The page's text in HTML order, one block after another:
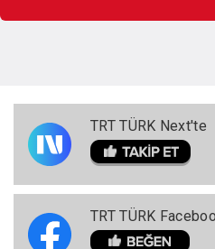
TRT TÜRK Next'te
TRT TÜRK